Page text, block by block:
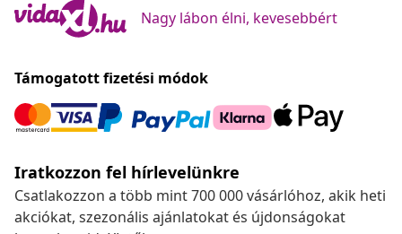
Nagy lábon élni, kevesebbért
Támogatott fizetési módok
Iratkozzon fel hírlevelünkre
Csatlakozzon a több mint 700 000 vásárlóhoz, akik heti
akciókat, szezonális ajánlatokat és újdonságokat